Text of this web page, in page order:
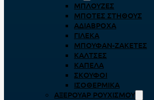
ΜΠΛΟΎΖΕΣ
ΜΠΌΤΕΣ ΣΤΉΘΟΥΣ
ΑΔΙΆΒΡΟΧΑ
ΓΙΛΈΚΑ
ΜΠΟΥΦΆΝ-ΖΑΚΈΤΕΣ
ΚΆΛΤΣΕΣ
ΚΑΠΈΛΑ
ΣΚΟΎΦΟΙ
ΙΣΟΘΕΡΜΙΚΆ
ΑΞΕΡΟΥΆΡ ΡΟΥΧΙΣΜΟΎ